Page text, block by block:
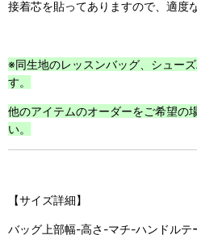
接着芯を貼ってありますので、適度
※同生地のレッスンバッグ、シュー
す。
他のアイテムのオーダーをご希望の
い。
【サイズ詳細】
バッグ上部幅-高さ-マチ-ハンドルテ